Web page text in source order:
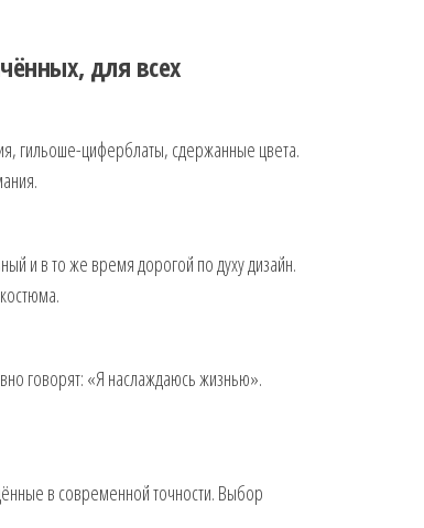
для всех
гильоше-циферблаты, сдержанные цвета.
и в то же время дорогой по духу дизайн.
говорят: «Я наслаждаюсь жизнью».
в современной точности. Выбор